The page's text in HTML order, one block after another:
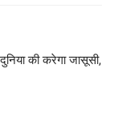
की करेगा जासूसी,